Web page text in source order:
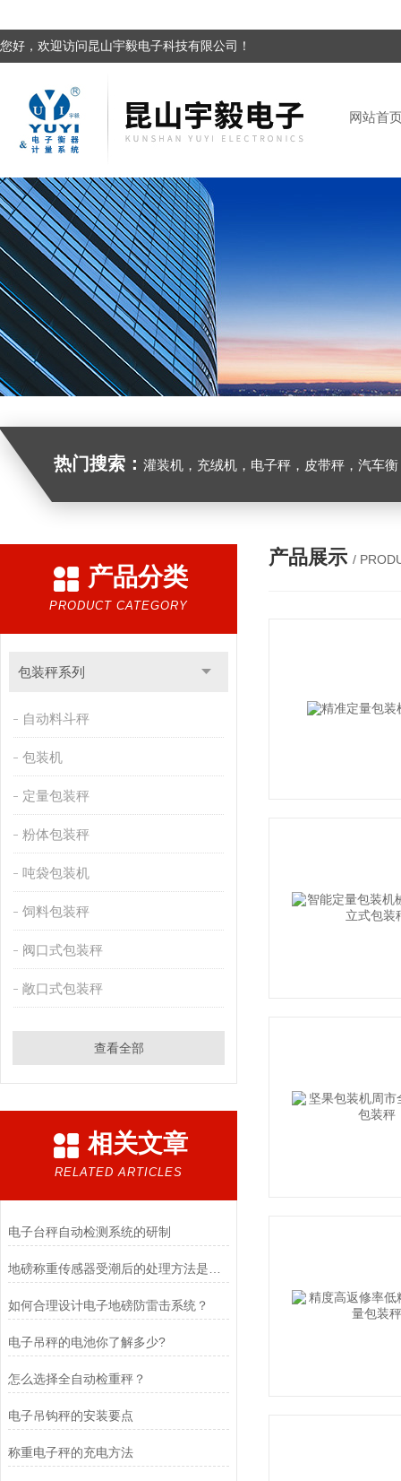
您好，欢迎访问昆山宇毅电子科技有限公司！
网站首
热门搜索： 灌装机，充绒机，电子秤，皮带秤，汽车
产品分类
PRODUCT CATEGORY
包装秤系列
自动料斗秤
包装机
定量包装秤
粉体包装秤
吨袋包装机
饲料包装秤
阀口式包装秤
敞口式包装秤
查看全部
相关文章
RELATED ARTICLES
电子台秤自动检测系统的研制
如何合理设计电子地磅防雷击系统？
电子吊秤的电池你了解多少?
怎么选择全自动检重秤？
电子吊钩秤的安装要点
称重电子秤的充电方法
产品展示 /